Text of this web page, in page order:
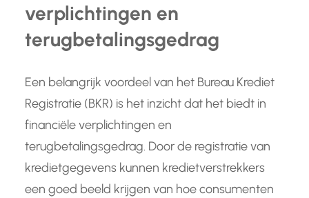
verplichtingen en
terugbetalingsgedrag
Een belangrijk voordeel van het Bureau Krediet
Registratie (BKR) is het inzicht dat het biedt in
financiële verplichtingen en
terugbetalingsgedrag. Door de registratie van
kredietgegevens kunnen kredietverstrekkers
een goed beeld krijgen van hoe consumenten